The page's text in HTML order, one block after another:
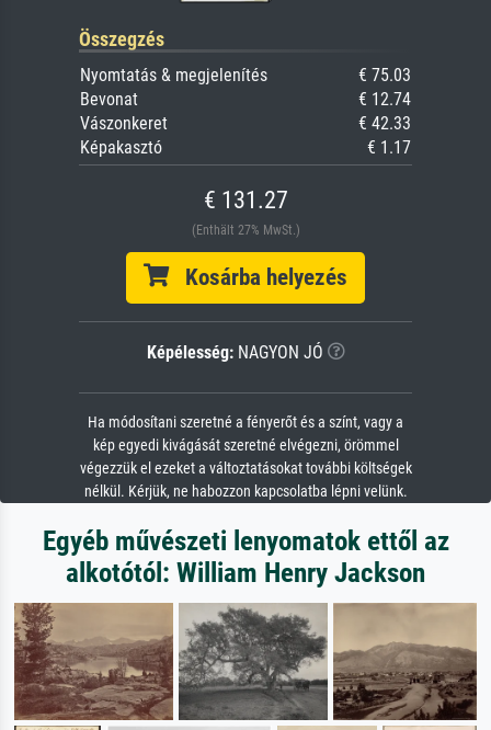
Összegzés
Nyomtatás & megjelenítés
€ 75.03
Bevonat
€ 12.74
Vászonkeret
€ 42.33
Képakasztó
€ 1.17
€ 131.27
(Enthält 27% MwSt.)
Kosárba helyezés
Képélesség:NAGYON JÓ
Ha módosítani szeretné a fényerőt és a színt, vagy a
kép egyedi kivágását szeretné elvégezni, örömmel
végezzük el ezeket a változtatásokat további költségek
nélkül. Kérjük, ne habozzon kapcsolatba lépni velünk.
Egyéb művészeti lenyomatok ettől az
alkotótól: William Henry Jackson